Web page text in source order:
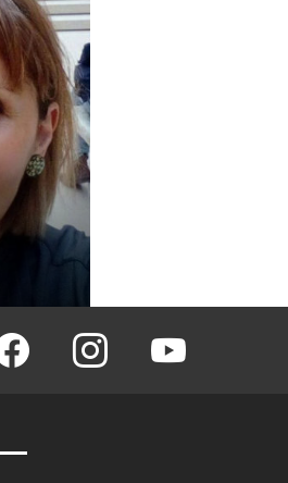
facebook instagram youtube